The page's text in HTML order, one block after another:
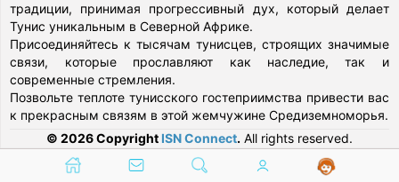
традиции, принимая прогрессивный дух, который делает
Тунис уникальным в Северной Африке.
Присоединяйтесь к тысячам тунисцев, строящих значимые
связи, которые прославляют как наследие, так и
современные стремления.
Позвольте теплоте тунисского гостеприимства привести вас
к прекрасным связям в этой жемчужине Средиземноморья.
© 2026 Copyright ISN Connect. All rights reserved.